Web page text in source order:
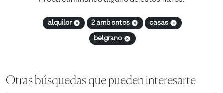
alquiler 2 ambientes casas
belgrano
Otras búsquedas que pueden interesarte